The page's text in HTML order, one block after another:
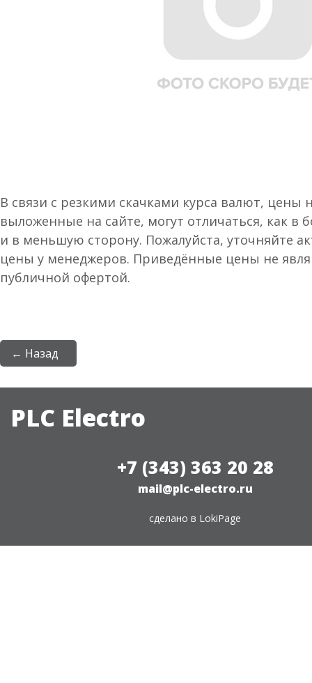
В связи с резкими скачками курса валют, цены
выложенные на сайте, могут отличаться, как в
и в меньшую сторону. Пожалуйста, уточняйте
цены у менеджеров. Приведённые цены не
публичной офертой.
← Назад
PLC Electro
+7 (343) 363 20 28
mail@plc-electro.ru
сделано в LokiPage